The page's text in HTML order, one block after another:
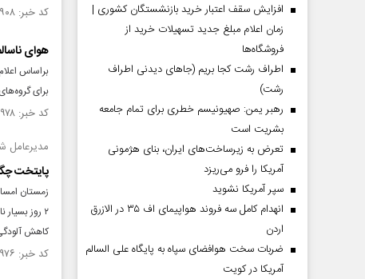
کد خبر: ۱۵۳۶۹۰۸ تاریخ انتشار : ۱۴۰۴/۱۰/۱۰
هوای
برای
کد خبر: ۱۵۳۵۹۷۸ تاریخ انتشار : ۱۴۰۴/۱۰/۰۵
مدیرعامل
پایتخت
کاهش
کد خبر: ۱۵۳۵۹۷۶ تاریخ انتشار : ۱۴۰۴/۱۰/۰۵
افزایش سقف اعتبار خرید بازنشستگان کشوری |
زمان اعلام مبلغ جدید تسهیلات خرید از
فروشگاه‌ها
اطراف رشت کجا بریم (جاهای دیدنی اطراف
رشت)
رهبر یمن: صهیونیسم خطری برای تمام جامعه
بشریت است
تعرض به زیرساخت‌های ایران، بنای هژمونی
آمریکا را فرو می‌ریزد
سپر آمریکا نشوید
انهدام کامل سه فروند هواپیمای اف ۳۵ در الازرق
اردن
ضربات سخت هوافضای سپاه به پایگاه علی السالم
آمریکا در کویت